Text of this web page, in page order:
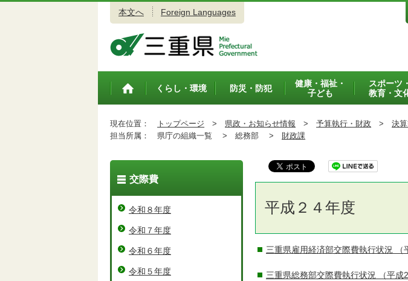
本文へ Foreign Languages
トップペ
くらし・環境 防災・防犯
健康・福祉・
子ども
スポーツ・
教育・文
現在位置： トップページ > 県政・お知らせ情報 > 予算執行・財政 > 決
担当所属：
県庁の組織一覧 > 総務部 > 財政課
平成２４年度
三重県雇用経済部交際費執行状況 （
三重県総務部交際費執行状況 （平成
交際費
令和８年度
令和７年度
令和６年度
令和５年度